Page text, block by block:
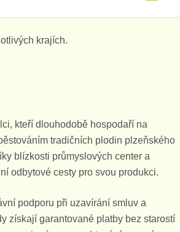
krajích.
kteří dlouhodobě hospodaří na
tradičních plodin plzeňského
blízkosti průmyslových center a
odbytové cesty pro svou produkci.
podporu při uzavírání smluv a
získají garantované platby bez starostí